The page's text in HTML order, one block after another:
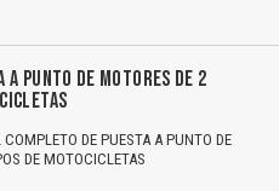
A PUNTO DE MOTORES DE 2
DE PUESTA A PUNTO DE
DE MOTOCICLETAS